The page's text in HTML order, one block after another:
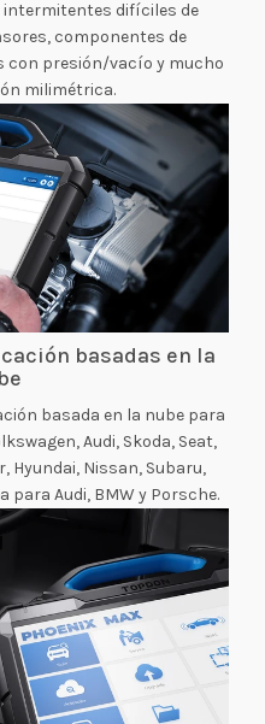
intermitentes difíciles de
componentes de
con presión/vacío y mucho
milimétrica.
basadas en la
basada en la nube para
Audi, Skoda, Seat,
Hyundai, Nissan, Subaru,
para Audi, BMW y Porsche.